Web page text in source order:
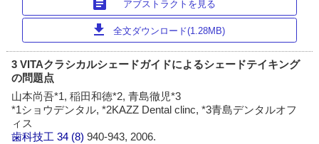
アブストラクトを見る
download 全文ダウンロード(1.28MB)
3 VITAクラシカルシェードガイドによるシェードテイキング
の問題点
山本尚吾*1, 稲田和徳*2, 青島徹児*3
*1ショウデンタル, *2KAZZ Dental clinc, *3青島デンタルオフ
ィス
歯科技工 34 (8)940-943, 2006.